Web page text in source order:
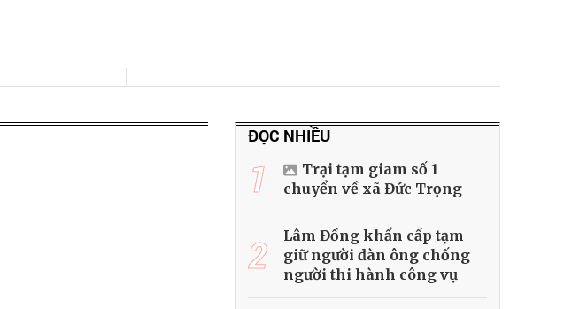
ĐỌC NHIỀU
1
Trại tạm giam số 1
chuyển về xã Đức Trọng
2
Lâm Đồng khẩn cấp tạm
giữ người đàn ông chống
người thi hành công vụ